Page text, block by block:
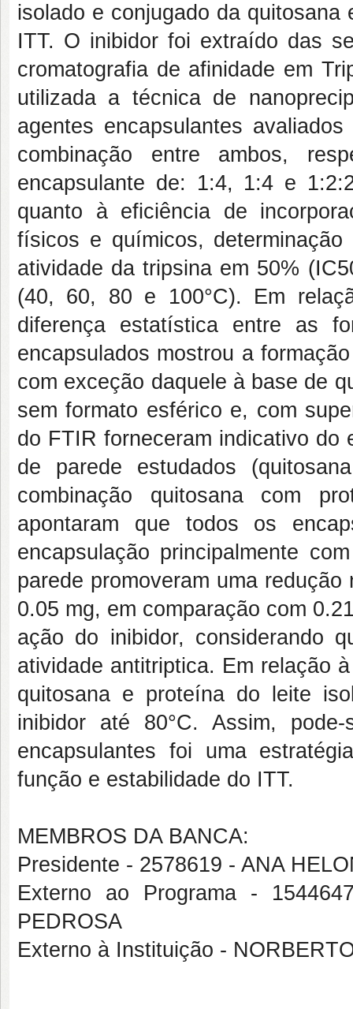
isolado e conjugado da
ITT. O inibidor foi extraído das
cromatografia de afinidade em
utilizada a técnica de
agentes encapsulantes
combinação entre ambos,
encapsulante de: 1:4, 1:4 e
quanto à eficiência de
físicos e químicos,
atividade da tripsina em 50%
(40, 60, 80 e 100°C). Em
diferença estatística entre as
encapsulados mostrou a
com exceção daquele à base de
sem formato esférico e, com
do FTIR forneceram indicativo do
de parede estudados
combinação quitosana com
apontaram que todos os
encapsulação principalmente
parede promoveram uma
0.05 mg, em comparação com
ação do inibidor, considerando
atividade antitriptica. Em relação
quitosana e proteína do leite
inibidor até 80°C. Assim,
encapsulantes foi uma
função e estabilidade do ITT.
MEMBROS DA BANCA:
Presidente - 2578619 - ANA
Externo ao Programa -
PEDROSA
Externo à Instituição -